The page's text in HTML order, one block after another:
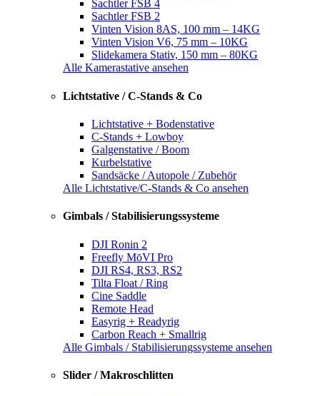
Sachtler FSB 4
Sachtler FSB 2
Vinten Vision 8AS, 100 mm – 14KG
Vinten Vision V6, 75 mm – 10KG
Slidekamera Stativ, 150 mm – 80KG
Alle Kamerastative ansehen
Lichtstative / C-Stands & Co
Lichtstative + Bodenstative
C-Stands + Lowboy
Galgenstative / Boom
Kurbelstative
Sandsäcke / Autopole / Zubehör
Alle Lichtstative/C-Stands & Co ansehen
Gimbals / Stabilisierungssysteme
DJI Ronin 2
Freefly MōVI Pro
DJI RS4, RS3, RS2
Tilta Float / Ring
Cine Saddle
Remote Head
Easyrig + Readyrig
Carbon Reach + Smallrig
Alle Gimbals / Stabilisierungssysteme ansehen
Slider / Makroschlitten